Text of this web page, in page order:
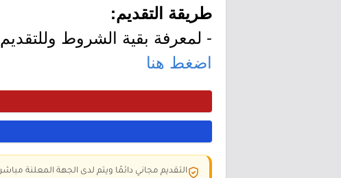
طريقة التقديم:
- لمعرفة بقية الشروط
اضغط هنا
التقديم مجاني دائمًا ويتم لدى الجهة المعلنة